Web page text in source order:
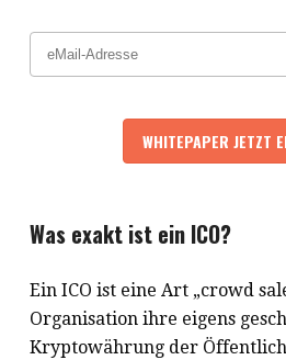
Was exakt ist ein ICO?
Ein ICO ist eine Art „crowd
Organisation ihre eigens
Kryptowährung der